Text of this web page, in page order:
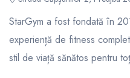
StarGym a fost fondată în
experiență de fitness
stil de viață sănătos pentru